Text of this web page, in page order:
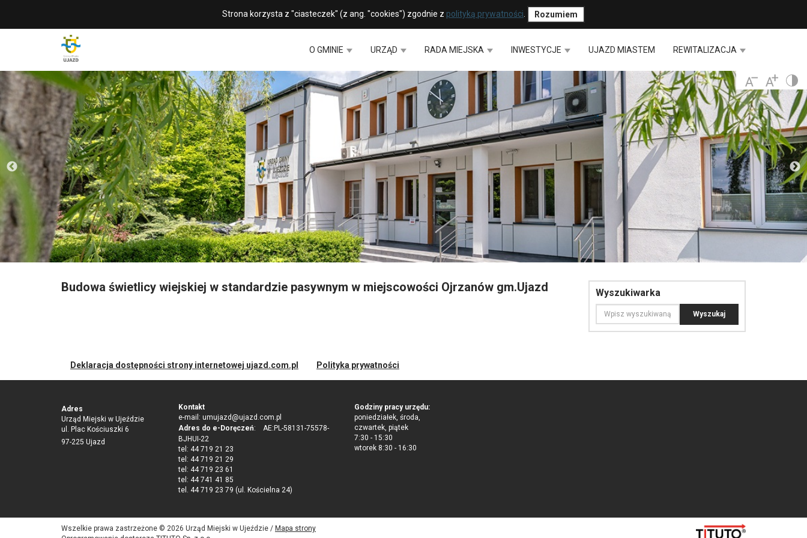
Strona korzysta z "ciasteczek" (z ang. "cookies") zgodnie z polityką prywatności Rozumiem
O GMINIE URZĄD RADA MIEJSKA INWESTYCJE UJAZD MIASTEM REWITALIZACJA
Budowa świetlicy wiejskiej w standardzie pasywnym w miejscowości Ojrzanów gm.Ujazd Wyszukiwarka
Deklaracja dostępności strony internetowej ujazd.com.pl Polityka prywatności
Adres
Urząd Miejski w Ujeździe
ul. Plac Kościuszki 6
97-225 Ujazd
Kontakt
e-mail: umujazd@ujazd.com.pl
Adres do e-Doręczeń: AE:PL-58131-75578-
BJHUI-22
tel: 44 719 21 23
tel: 44 719 21 29
tel: 44 719 23 61
tel: 44 741 41 85
tel. 44 719 23 79 (ul. Kościelna 24)
Godziny pracy urzędu:
poniedziałek, środa,
czwartek, piątek
7:30 - 15:30
wtorek 8:30 - 16:30
Wszelkie prawa zastrzeżone © 2026 Urząd Miejski w Ujeździe / Mapa strony